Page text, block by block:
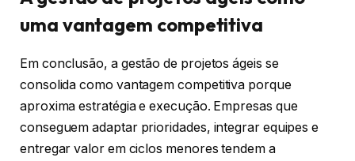
uma vantagem competitiva
Em conclusão, a gestão de projetos ágeis se
consolida como vantagem competitiva porque
aproxima estratégia e execução. Empresas que
conseguem adaptar prioridades, integrar equipes e
entregar valor em ciclos menores tendem a